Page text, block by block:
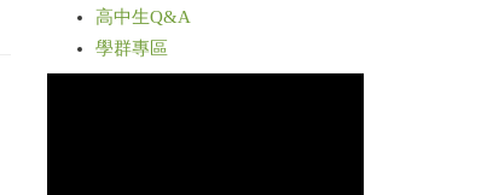
高中生Q&A
學群專區